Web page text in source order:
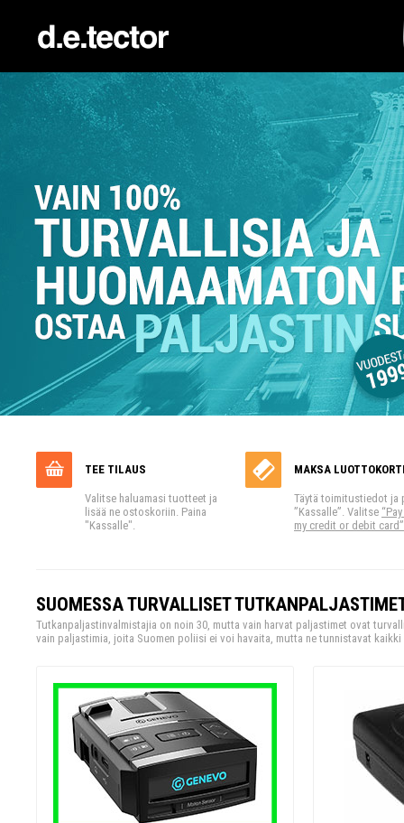
TEE TILAUS
Valitse haluamasi tuotteet ja
lisää ne ostoskoriin. Paina
"Kassalle".
MAKSA
Täytä toimitustiedot ja
”Kassalle”. Valitse
my credit or debit
SUOMESSA TURVALLISET
Tutkanpaljastinvalmistajia on noin 30, mutta vain harvat paljastimet ovat
vain paljastimia, joita Suomen poliisi ei voi havaita, mutta ne tunnistavat